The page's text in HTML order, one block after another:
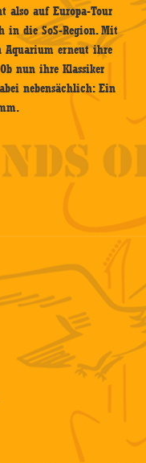
also auf Europa-Tour
in die SoS-Region. Mit
Aquarium erneut ihre
nun ihre Klassiker
nebensächlich: Ein